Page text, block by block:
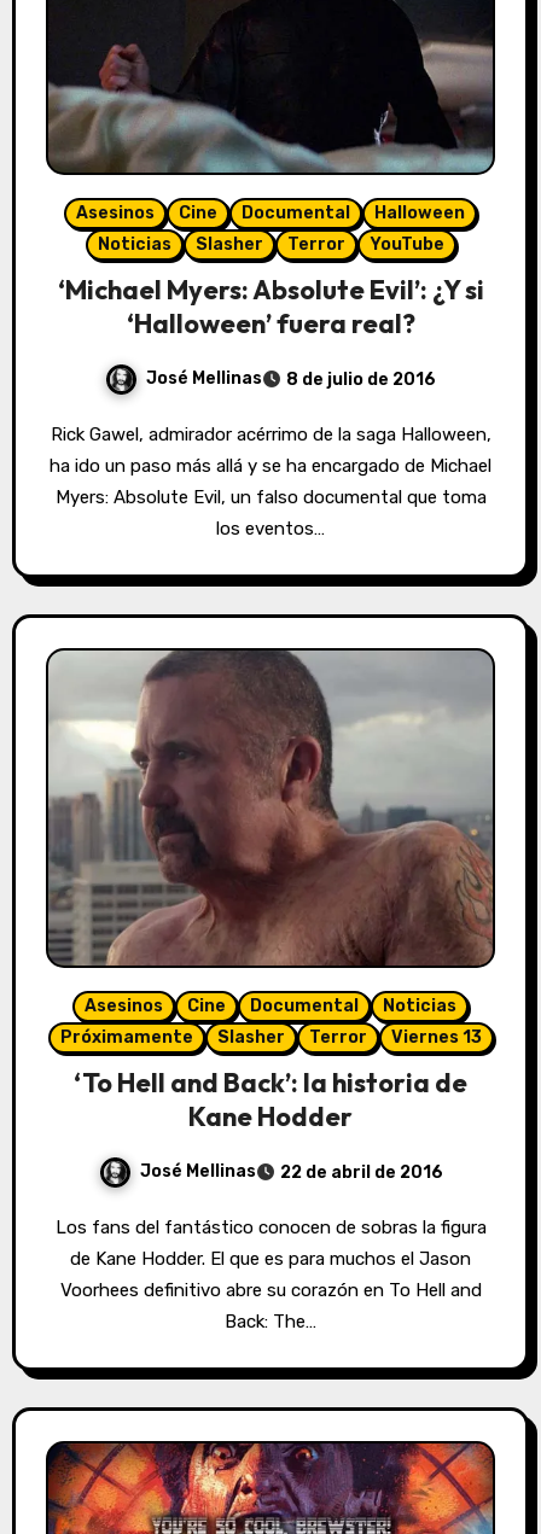
Asesinos Cine Documental
Halloween
Noticias
Slasher Terror YouTube
‘Michael Myers: Absolute Evil’: ¿Y si
‘Halloween’ fuera real?
José Mellinas 8 de julio de 2016
Rick Gawel, admirador acérrimo de la saga Halloween,
ha ido un paso más allá y se ha encargado de Michael
Myers: Absolute Evil, un falso documental que toma
los eventos…
Asesinos Cine Documental
Noticias
Próximamente
Slasher Terror Viernes 13
‘To Hell and Back’: la historia de
Kane Hodder
José Mellinas 22 de abril de 2016
Los fans del fantástico conocen de sobras la figura
de Kane Hodder. El que es para muchos el Jason
Voorhees definitivo abre su corazón en To Hell and
Back: The…